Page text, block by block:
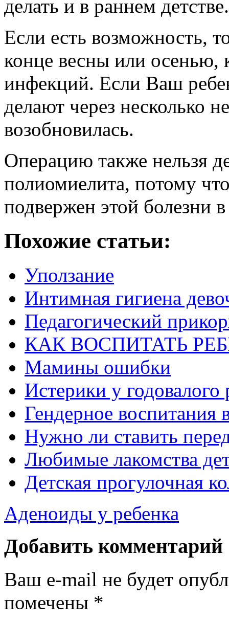
делать и в раннем детстве.
Если есть возможность,
конце весны или осенью,
инфекций. Если Ваш
делают через несколько
возобновилась.
Операцию также нельзя
полиомиелита, потому
подвержен этой болезни
Похожие статьи:
Уползание
Интимная гигиена
Педагогический
КАК ВОСПИТАТЬ
Мамины ошибки
Истерики у годовалого
Гендерное воспитания
Нужно ли ставить
Любимые лакомства
Детская прогулочная
Аденоиды у ребенка
Добавить комментарий
Ваш e-mail не будет
помечены *